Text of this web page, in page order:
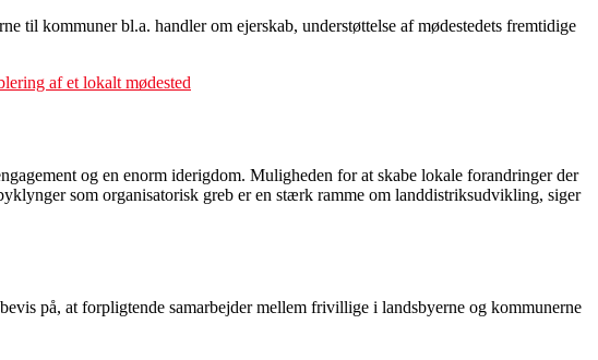
til kommuner bl.a. handler om ejerskab, understøttelse af mødestedets fremtidige
af et lokalt mødested
og en enorm iderigdom. Muligheden for at skabe lokale forandringer der
som organisatorisk greb er en stærk ramme om landdistriksudvikling, siger
på, at forpligtende samarbejder mellem frivillige i landsbyerne og kommunerne